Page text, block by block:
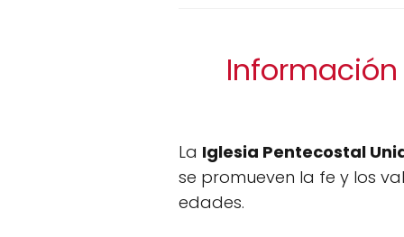
Información
La Iglesia Pentecostal
se promueven la fe y los
edades.